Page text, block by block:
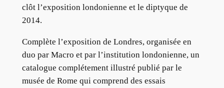
clôt l’exposition londonienne et le diptyque de
2014.
Complète l’exposition de Londres, organisée en
duo par Macro et par l’institution londonienne, un
catalogue complétement illustré publié par le
musée de Rome qui comprend des essais